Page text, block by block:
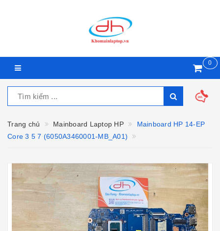
0
Trang chủ Mainboard Laptop HP
Mainboard HP 14-EP
Core 3 5 7 (6050A3460001-MB_A01)